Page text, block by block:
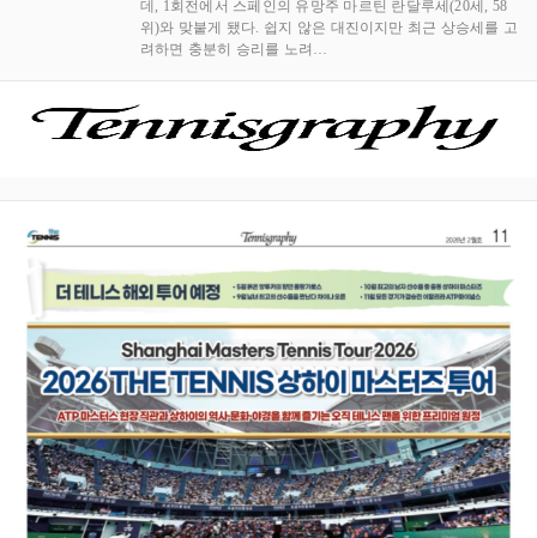
데, 1회전에서 스페인의 유망주 마르틴 란달루세(20세, 58
위)와 맞붙게 됐다. 쉽지 않은 대진이지만 최근 상승세를 고
려하면 충분히 승리를 노려…